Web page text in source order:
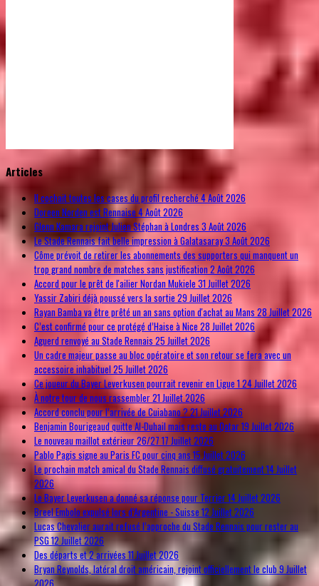
Joomla! 3 Modules VinaGecko.com
Articles
Il cochait toutes les cases du profil recherché4 Août 2026
Doreen Norden est Rennaise 4 Août 2026
Glenn Kamara rejoint Julien Stéphan à Londres 3 Août 2026
Le Stade Rennais fait belle impression à Galatasaray3 Août 2026
Côme prévoit de retirer les abonnements des supporters qui manquent un
trop grand nombre de matches sans justification2 Août 2026
Accord pour le prêt de l'ailier Nordan Mukiele 31 Juillet 2026
Yassir Zabiri déjà poussé vers la sortie 29 Juillet 2026
Rayan Bamba va être prêté un an sans option d'achat au Mans 28 Juillet 2026
C’est confirmé pour ce protégé d’Haise à Nice 28 Juillet 2026
Aguerd renvoyé au Stade Rennais 25 Juillet 2026
Un cadre majeur passe au bloc opératoire et son retour se fera avec un
accessoire inhabituel25 Juillet 2026
Ce joueur du Bayer Leverkusen pourrait revenir en Ligue 124 Juillet 2026
À notre tour de nous rassembler21 Juillet 2026
Accord conclu pour l’arrivée de Cuiabano ?21 Juillet 2026
Benjamin Bourigeaud quitte Al-Duhail mais reste au Qatar19 Juillet 2026
Le nouveau maillot extérieur 26/27 17 Juillet 2026
Pablo Pagis signe au Paris FC pour cinq ans 15 Juillet 2026
Le prochain match amical du Stade Rennais diffusé gratuitement14 Juillet
2026
Le Bayer Leverkusen a donné sa réponse pour Terrier14 Juillet 2026
Breel Embolo expulsé lors d’Argentine - Suisse 12 Juillet 2026
Lucas Chevalier aurait refusé l’approche du Stade Rennais pour rester au
PSG12 Juillet 2026
Des départs et 2 arrivées 11 Juillet 2026
Bryan Reynolds, latéral droit américain, rejoint officiellement le club 9 Juillet